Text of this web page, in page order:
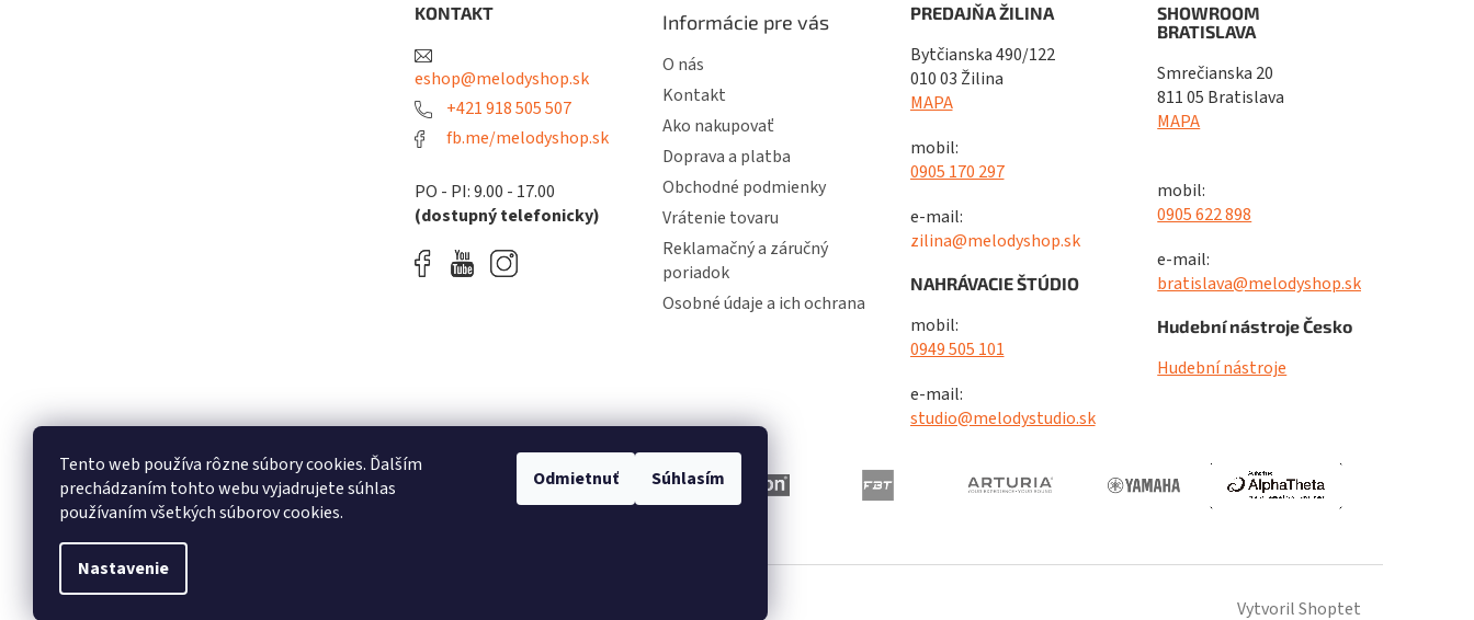
Tento web používa rôzne súbory cookies. Ďalším
prechádzaním tohto webu vyjadrujete súhlas
používaním všetkých súborov cookies.
Nastavenie
Odmietnuť Súhlasím
KONTAKT
eshop@melodyshop.sk
+421 918 505 507
fb.me/melodyshop.sk
PO - PI: 9.00 - 17.00
(dostupný telefonicky)
Informácie pre vás
O nás
Kontakt
Ako nakupovať
Doprava a platba
Obchodné podmienky
Vrátenie tovaru
Reklamačný a záručný
poriadok
Osobné údaje a ich ochrana
PREDAJŇA ŽILINA
Bytčianska 490/122
010 03 Žilina
MAPA
mobil:
0905 170 297
e-mail:
zilina@melodyshop.sk
NAHRÁVACIE ŠTÚDIO
mobil:
0949 505 101
e-mail:
studio@melodystudio.sk
SHOWROOM
BRATISLAVA
Smrečianska 20
811 05 Bratislava
MAPA
mobil:
0905 622 898
e-mail:
bratislava@melodyshop.sk
Hudební nástroje Česko
Hudební nástroje
Vytvoril Shoptet